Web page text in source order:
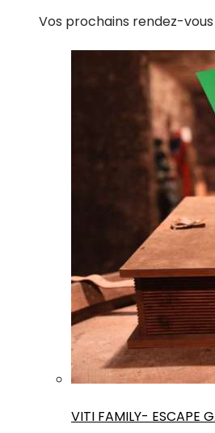
Vos prochains rendez-vous
VITI FAMILY- ESCAPE